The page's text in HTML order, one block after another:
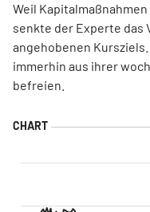
Weil
senkte der Experte das
angehobenen
immerhin aus ihrer
befreien.